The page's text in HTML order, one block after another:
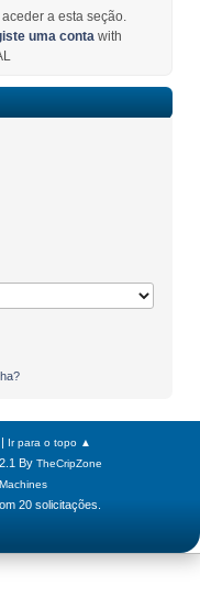
a esta seção.
uma contawith
| Ir para o topo ▲
By TheCripZone
20 solicitações.